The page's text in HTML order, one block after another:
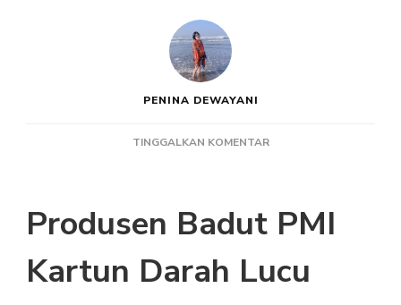
PENINA DEWAYANI
TINGGALKAN KOMENTARPADA
KARTUN
DARAH
Produsen Badut PMI
Kartun Darah Lucu